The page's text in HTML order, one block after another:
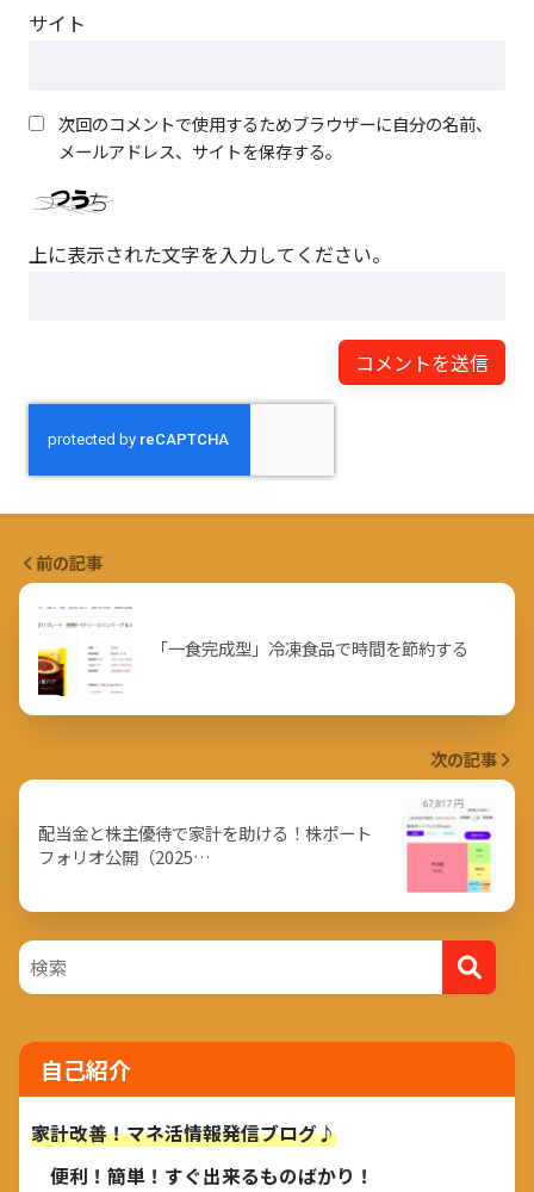
サイト
次回のコメントで使用するためブラウザーに自分の名前、
メールアドレス、サイトを保存する。
上に表示された文字を入力してください。
前の記事
「一食完成型」冷凍食品で時間を節約する
次の記事
配当金と株主優待で家計を助ける！株ポート
フォリオ公開（2025…
自己紹介
家計改善！マネ活情報発信ブログ♪
便利！簡単！すぐ出来るものばかり！